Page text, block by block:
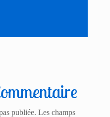
publiée. Les champs